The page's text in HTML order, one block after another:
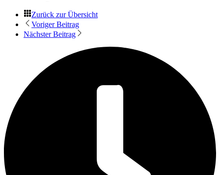
Zurück zur Übersicht
Voriger Beitrag
Nächster Beitrag